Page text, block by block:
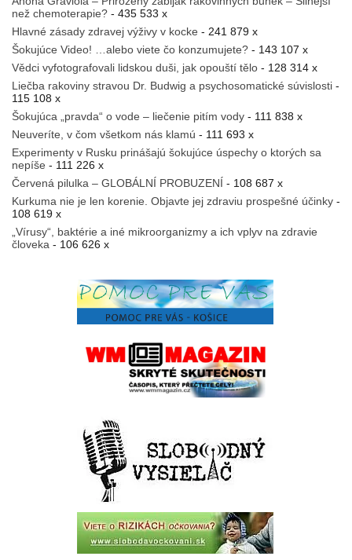
než chemoterapie? - 435 533 x
Hlavné zásady zdravej výživy v kocke - 241 879 x
Šokujúce Video! …alebo viete čo konzumujete? - 143 107 x
Vědci vyfotografovali lidskou duši, jak opouští tělo - 128 314 x
Liečba rakoviny stravou Dr. Budwig a psychosomatické súvislosti -
115 108 x
Šokujúca „pravda“ o vode – liečenie pitím vody - 111 838 x
Neuveríte, v čom všetkom nás klamú - 111 693 x
Experimenty v Rusku prinášajú šokujúce úspechy o ktorých sa
nepíše - 111 226 x
Červená pilulka – GLOBÁLNÍ PROBUZENÍ - 108 687 x
Kurkuma nie je len korenie. Objavte jej zdraviu prospešné účinky -
108 619 x
„Vírusy“, baktérie a iné mikroorganizmy a ich vplyv na zdravie
človeka - 106 626 x